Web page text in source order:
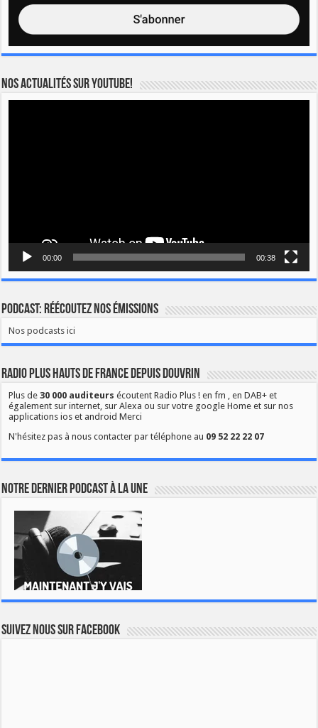
Nos actualités sur YOUTUBE!
00:00 00:38
Podcast: Réécoutez nos émissions
Nos podcasts ici
Radio Plus Hauts de France depuis Douvrin
Plus de30 000 auditeurs écoutent Radio Plus ! en fm , en DAB+ et
également sur internet, sur Alexa ou sur votre google Home et sur nos
applications ios et android Merci
N'hésitez pas à nous contacter par téléphone au 09 52 22 22 07
Notre dernier podcast à la une
Suivez nous sur Facebook